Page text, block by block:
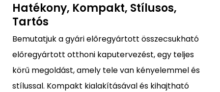
Hatékony, Kompakt, Stílusos,
Tartós
Bemutatjuk a gyári előregyártott összecsukható
előregyártott otthoni kaputervezést, egy teljes
körű megoldást, amely tele van kényelemmel és
stílussal. Kompakt kialakításával és kihajtható